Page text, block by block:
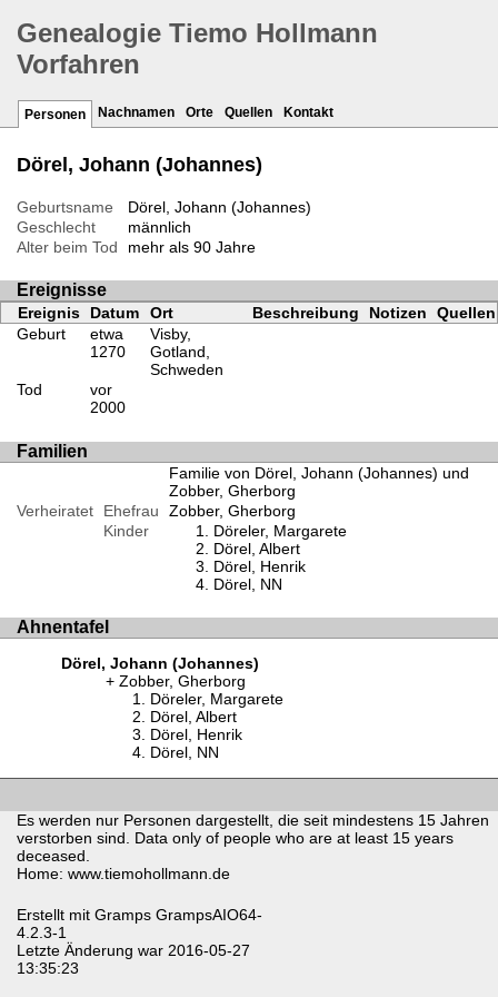
Genealogie Tiemo Hollmann
Vorfahren
Personen Nachnamen Orte Quellen Kontakt
Dörel, Johann (Johannes)
Geburtsname
Dörel, Johann (Johannes)
Geschlecht
männlich
Alter beim Tod
mehr als 90 Jahre
Ereignisse
Ereignis Datum Ort Beschreibung Notizen
Quellen
Geburt
etwa
1270
Visby,
Gotland,
Schweden
Tod
vor
2000
Familien
Familie von Dörel, Johann (Johannes) und
Zobber, Gherborg
Verheiratet
Ehefrau
Zobber, Gherborg
Kinder
Döreler, Margarete
Dörel, Albert
Dörel, Henrik
Dörel, NN
Ahnentafel
Dörel, Johann (Johannes)
Zobber, Gherborg
Döreler, Margarete
Dörel, Albert
Dörel, Henrik
Dörel, NN
Es werden nur Personen dargestellt, die seit mindestens 15 Jahren
verstorben sind. Data only of people who are at least 15 years
deceased.
Home: www.tiemohollmann.de
Erstellt mit Gramps GrampsAIO64-
4.2.3-1
Letzte Änderung war 2016-05-27
13:35:23